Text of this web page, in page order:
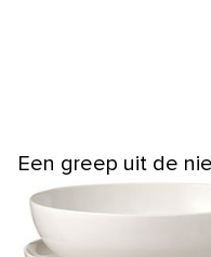
Een greep uit de